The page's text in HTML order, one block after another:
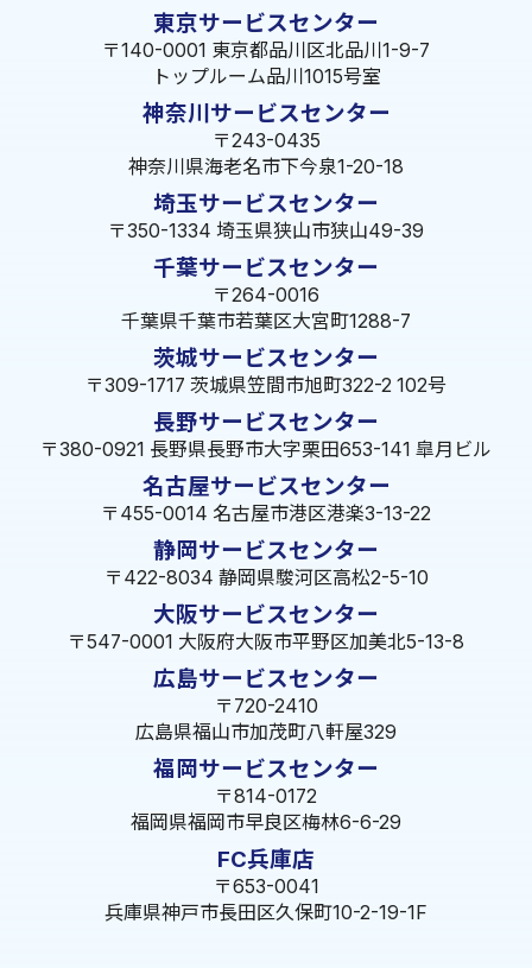
東京サービスセンター
〒140-0001 東京都品川区北品川1-9-7
トップルーム品川1015号室
神奈川サービスセンター
〒243-0435
神奈川県海老名市下今泉1-20-18
埼玉サービスセンター
〒350-1334 埼玉県狭山市狭山49-39
千葉サービスセンター
〒264-0016
千葉県千葉市若葉区大宮町1288-7
茨城サービスセンター
〒309-1717 茨城県笠間市旭町322-2 102号
長野サービスセンター
〒380-0921 長野県長野市大字栗田653-141 皐月ビル
名古屋サービスセンター
〒455-0014 名古屋市港区港楽3-13-22
静岡サービスセンター
〒422-8034 静岡県駿河区高松2-5-10
大阪サービスセンター
〒547-0001 大阪府大阪市平野区加美北5-13-8
広島サービスセンター
〒720-2410
広島県福山市加茂町八軒屋329
福岡サービスセンター
〒814-0172
福岡県福岡市早良区梅林6-6-29
FC兵庫店
〒653-0041
兵庫県神戸市長田区久保町10-2-19-1F